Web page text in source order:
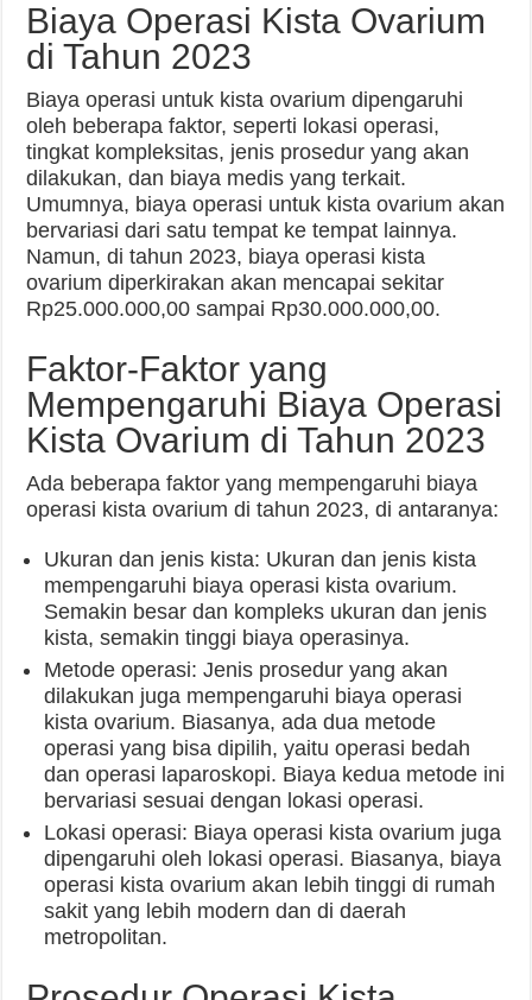
Biaya Operasi Kista Ovarium
di Tahun 2023
Biaya operasi untuk kista ovarium dipengaruhi
oleh beberapa faktor, seperti lokasi operasi,
tingkat kompleksitas, jenis prosedur yang akan
dilakukan, dan biaya medis yang terkait.
Umumnya, biaya operasi untuk kista ovarium akan
bervariasi dari satu tempat ke tempat lainnya.
Namun, di tahun 2023, biaya operasi kista
ovarium diperkirakan akan mencapai sekitar
Rp25.000.000,00 sampai Rp30.000.000,00.
Faktor-Faktor yang
Mempengaruhi Biaya Operasi
Kista Ovarium di Tahun 2023
Ada beberapa faktor yang mempengaruhi biaya
operasi kista ovarium di tahun 2023, di antaranya:
Ukuran dan jenis kista: Ukuran dan jenis kista
mempengaruhi biaya operasi kista ovarium.
Semakin besar dan kompleks ukuran dan jenis
kista, semakin tinggi biaya operasinya.
Metode operasi: Jenis prosedur yang akan
dilakukan juga mempengaruhi biaya operasi
kista ovarium. Biasanya, ada dua metode
operasi yang bisa dipilih, yaitu operasi bedah
dan operasi laparoskopi. Biaya kedua metode ini
bervariasi sesuai dengan lokasi operasi.
Lokasi operasi: Biaya operasi kista ovarium juga
dipengaruhi oleh lokasi operasi. Biasanya, biaya
operasi kista ovarium akan lebih tinggi di rumah
sakit yang lebih modern dan di daerah
metropolitan.